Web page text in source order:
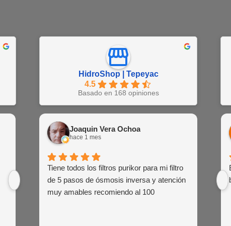
Juan Barajas
hace 1 semana
Buena atención al cliente de las agentes
de venta
Muy
HidroShop | Tepeyac
4.5
Basado en 168 opiniones
Joaquin Vera Ochoa
hace 1 mes
Tiene todos los filtros purikor para mi filtro
de 5 pasos de ósmosis inversa y atención
muy amables recomiendo al 100